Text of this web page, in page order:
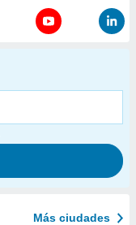
Más ciudades